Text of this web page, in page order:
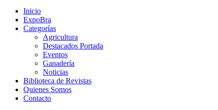
Inicio
ExpoBra
Categorías
Agricultura
Destacados Portada
Eventos
Ganadería
Noticias
Biblioteca de Revistas
Quienes Somos
Contacto